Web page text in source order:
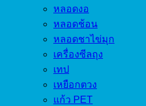
หลอดงอ
หลอดช้อน
หลอดชาไข่มุก
เครื่องซีลถุง
เทป
เหยือกตวง
แก้ว PET